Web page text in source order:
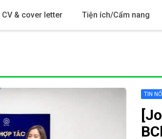
CV & cover letter Tiện ích/Cẩm nang
TIN